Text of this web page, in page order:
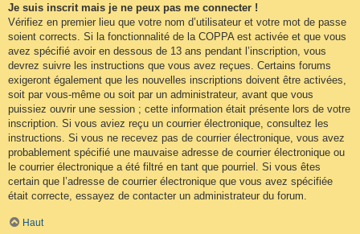
Je suis inscrit mais je ne peux pas me connecter !
Vérifiez en premier lieu que votre nom d’utilisateur et votre mot de passe
soient corrects. Si la fonctionnalité de la COPPA est activée et que vous
avez spécifié avoir en dessous de 13 ans pendant l’inscription, vous
devrez suivre les instructions que vous avez reçues. Certains forums
exigeront également que les nouvelles inscriptions doivent être activées,
soit par vous-même ou soit par un administrateur, avant que vous
puissiez ouvrir une session ; cette information était présente lors de votre
inscription. Si vous aviez reçu un courrier électronique, consultez les
instructions. Si vous ne recevez pas de courrier électronique, vous avez
probablement spécifié une mauvaise adresse de courrier électronique ou
le courrier électronique a été filtré en tant que pourriel. Si vous êtes
certain que l’adresse de courrier électronique que vous avez spécifiée
était correcte, essayez de contacter un administrateur du forum.
Haut